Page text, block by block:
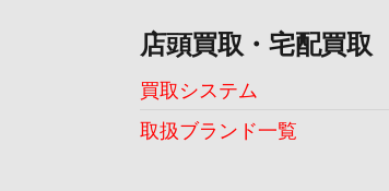
ー
シ
ョ
店頭買取・宅配買取
買取システム
取扱ブランド一覧